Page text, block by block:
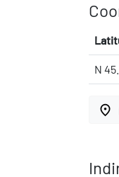
N
place